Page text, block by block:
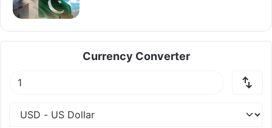
Currency Converter